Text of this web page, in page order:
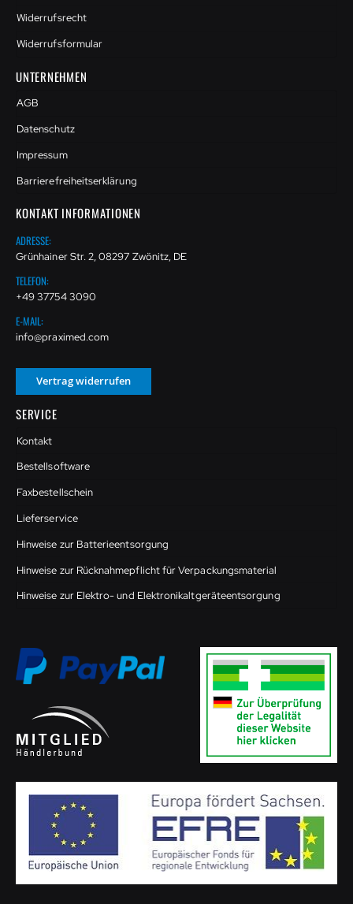
Widerrufsrecht
Widerrufsformular
UNTERNEHMEN
AGB
Datenschutz
Impressum
Barrierefreiheitserklärung
KONTAKT INFORMATIONEN
ADRESSE:
Grünhainer Str. 2, 08297 Zwönitz, DE
TELEFON:
+49 37754 3090
E-MAIL:
info@praximed.com
Vertrag widerrufen
SERVICE
Kontakt
Bestellsoftware
Faxbestellschein
Lieferservice
Hinweise zur Batterieentsorgung
Hinweise zur Rücknahmepflicht für Verpackungsmaterial
Hinweise zur Elektro- und Elektronikaltgeräteentsorgung